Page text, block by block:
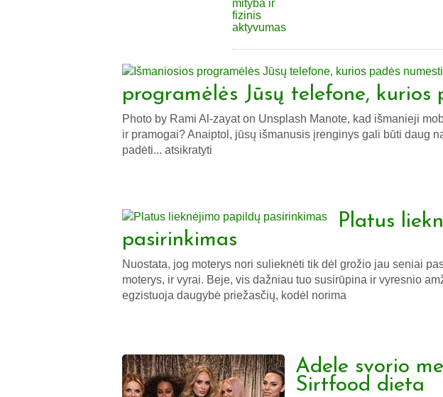
programėlės Jūsų telefone, kurios
Photo by Rami Al-zayat on Unsplash Manote, kad išmanieji
ir pramogai? Anaiptol, jūsų išmanusis įrenginys gali būti daug
padėti... atsikratyti
Platus
pasirinkimas
Nuostata, jog moterys nori sulieknėti tik dėl grožio jau seniai
moterys, ir vyrai. Beje, vis dažniau tuo susirūpina ir vyresnio
egzistuoja daugybė priežasčių, kodėl norima
Adele svorio
Sirtfood dieta